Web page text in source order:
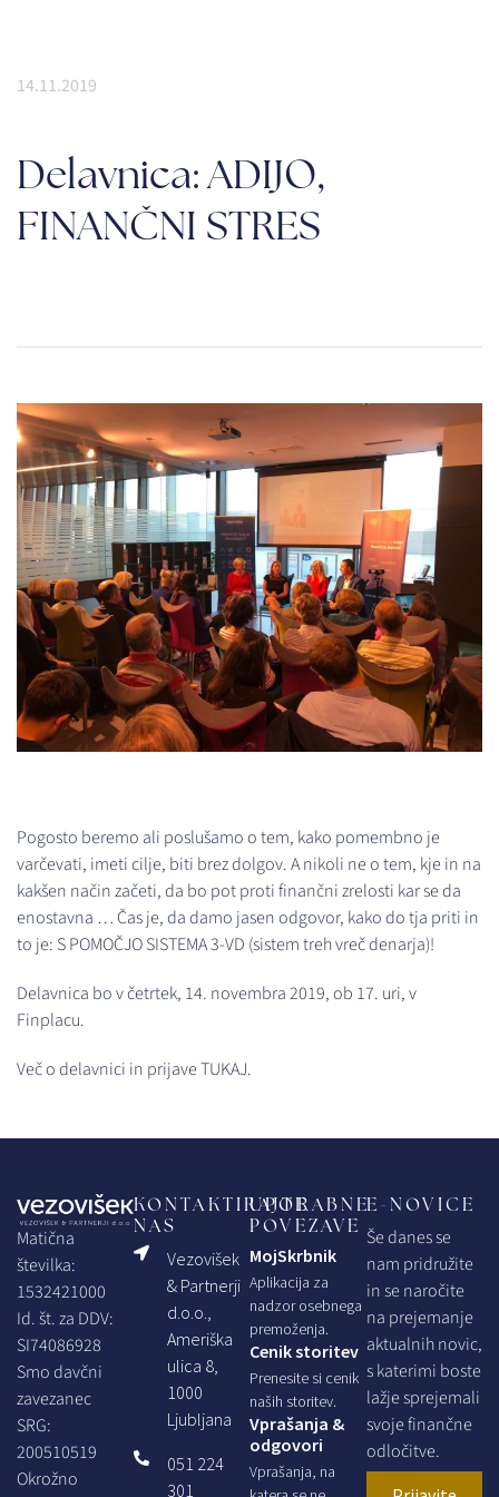
14.11.2019
Delavnica: ADIJO,
FINANČNI STRES
Pogosto beremo ali poslušamo o tem, kako pomembno je
varčevati, imeti cilje, biti brez dolgov. A nikoli ne o tem, kje in na
kakšen način začeti, da bo pot proti finančni zrelosti kar se da
enostavna … Čas je, da damo jasen odgovor, kako do tja priti in
to je: S POMOČJO SISTEMA 3-VD (sistem treh vreč denarja)!
Delavnica bo v četrtek, 14. novembra 2019, ob 17. uri, v
Finplacu.
Več o delavnici in prijaveTUKAJ.
Matična
številka:
1532421000
Id. št. za DDV:
SI74086928
Smo davčni
zavezanec
SRG:
200510519
Okrožno
KONTAKTIRAJTE
NAS
Vezovišek
& Partnerji
d.o.o.,
Ameriška
ulica 8,
1000
Ljubljana
051 224
301
UPORABNE
POVEZAVE
MojSkrbnik
Aplikacija za
nadzor osebnega
premoženja.
Cenik storitev
Prenesite si cenik
naših storitev.
Vprašanja &
odgovori
Vprašanja, na
E-NOVICE
Še danes se
nam pridružite
in se naročite
na prejemanje
aktualnih novic,
s katerimi boste
lažje sprejemali
svoje finančne
odločitve.